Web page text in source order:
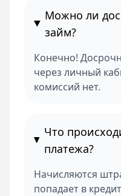
Можно ли
займ?
Конечно!
через личный
комиссий нет.
Что
платежа?
Начисляются
попадает в